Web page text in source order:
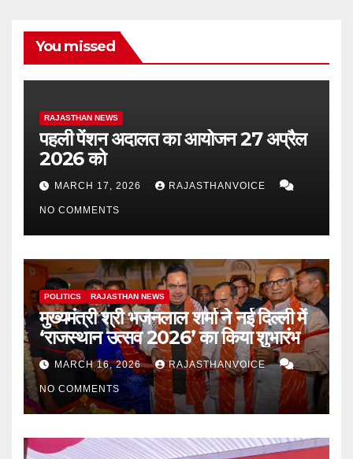
You missed
RAJASTHAN NEWS
पहली पेंशन अदालत का आयोजन 27 अप्रैल
2026 को
MARCH 17, 2026 RAJASTHANVOICE
NO COMMENTS
POLITICS RAJASTHAN NEWS
मुख्यमंत्री श्री भजनलाल शर्मा ने नई दिल्ली में
‘राजस्थान उत्सव 2026’ का किया शुभारंभ
MARCH 16, 2026 RAJASTHANVOICE
NO COMMENTS